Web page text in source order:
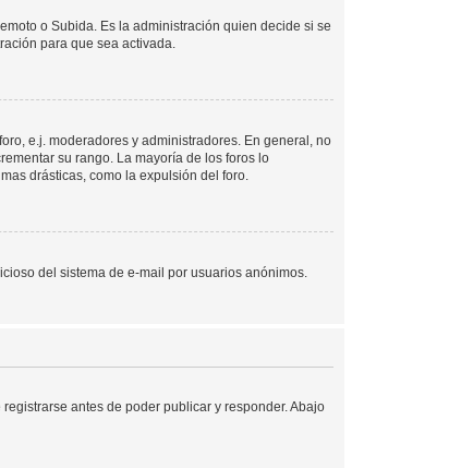
o Subida. Es la administración quien decide si se
para que sea activada.
e.j. moderadores y administradores. En general, no
su rango. La mayoría de los foros lo
drásticas, como la expulsión del foro.
del sistema de e-mail por usuarios anónimos.
antes de poder publicar y responder. Abajo